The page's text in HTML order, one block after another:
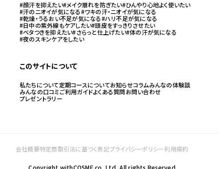
#顔汗を抑えたい#メイク崩れを防ぎたい#ひんやり心地よく使いたい
#汗のニオイが気になる#ワキの汗・ニオイが気になる
#乾燥・うるおい不足が気になる#ハリ不足が気になる
#日中の紫外線もケアしたい#頭皮をすっきりさせたい
#ベタつきを抑えたい#さらっと仕上げたい#体の汗が気になる
#夜のスキンケアをしたい
このサイトについて
私たちについて定期コースについてお知らせコラムみんなの体験談
みんなの口コミご利用ガイドよくある質問お問い合わせ
プレゼントラリー
会社概要特定商取引法に基づく表記プライバシーポリシー利用規約